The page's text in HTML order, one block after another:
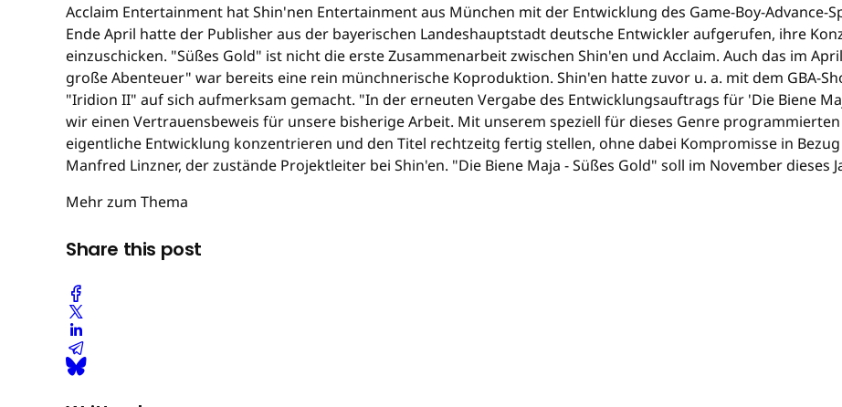
Acclaim Entertainment hat Shin'nen Entertainment aus München mit der Entwicklung des Game-Boy-Advance-
Ende April hatte der Publisher aus der bayerischen Landeshauptstadt deutsche Entwickler aufgerufen, ihre
einzuschicken. "Süßes Gold" ist nicht die erste Zusammenarbeit zwischen Shin'en und Acclaim. Auch das im
große Abenteuer" war bereits eine rein münchnerische Koproduktion. Shin'en hatte zuvor u. a. mit dem GBA-
"Iridion II" auf sich aufmerksam gemacht. "In der erneuten Vergabe des Entwicklungsauftrags für 'Die Biene
wir einen Vertrauensbeweis für unsere bisherige Arbeit. Mit unserem speziell für dieses Genre
eigentliche Entwicklung konzentrieren und den Titel rechtzeitg fertig stellen, ohne dabei Kompromisse in
Manfred Linzner, der zustände Projektleiter bei Shin'en. "Die Biene Maja - Süßes Gold" soll im November dieses
Mehr zum Thema
Share this post